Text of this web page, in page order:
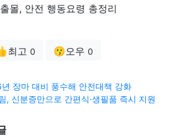
몰, 안전 행동요령 총정리
최고 0 😗오우 0
장마 대비 풍수해 안전대책 강화
, 신분증만으로 간편식·생필품 즉시 지원